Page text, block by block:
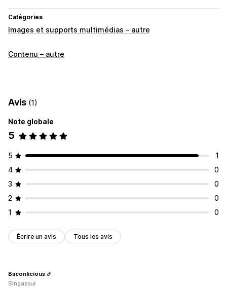
Catégories
Images et supports multimédias – autre
Contenu – autre
Avis (1)
Note globale
5
5
1
4
0
3
0
2
0
1
0
Écrire un avis Tous les avis
Baconlicious
Singapour